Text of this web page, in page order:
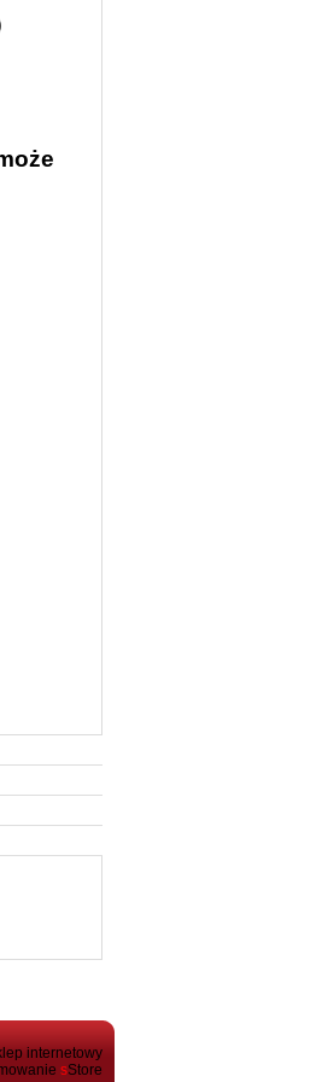
internetowy
sStore